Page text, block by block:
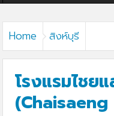
Home สิงห์บุรี
โรงแรมไชย